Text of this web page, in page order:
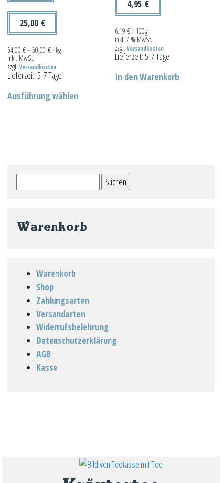
25,00 €
54,00 €– 50,00 €/ kg
inkl. MwSt.
zzgl. Versandkosten
Lieferzeit:5-7 Tage
Ausführung wählenProdukt
können
der
Produktseite
4,95 €
6,19€/ 100g
inkl. 7 % MwSt.
zzgl.Versandkosten
Lieferzeit:5-7 Tage
In den Warenkorb
nach:
Warenkorb
Warenkorb
Shop
Zahlungsarten
Versandarten
Widerrufsbelehrung
Datenschutzerklärung
AGB
Kasse